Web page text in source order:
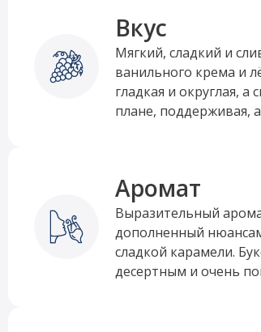
Вкус
Мягкий, сладкий и
ванильного крема и
гладкая и округлая, а
плане, поддерживая,
Аромат
Выразительный
дополненный
сладкой карамели.
десертным и очень